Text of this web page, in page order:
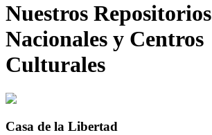
Nuestros Repositorios
Nacionales y Centros
Culturales
Casa de la Libertad